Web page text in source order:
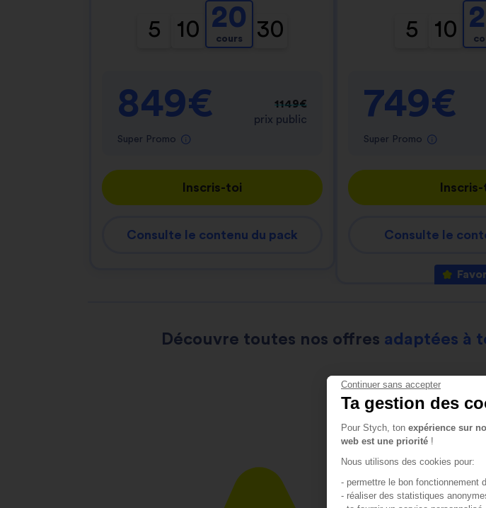
Continuer sans accepter
Ta gestion des
Pour Stych, ton expérience sur
web est une priorité !
Nous utilisons des cookies pour:
- permettre le bon fonctionnement
- réaliser des statistiques
5 10 20
cours 30
849€
Super Promo
1149€
prix public
Inscris-toi
Consulte le contenu du pack
5 10
749€
Super Promo
Consulte le
Découvre toutes nos offres adaptées à